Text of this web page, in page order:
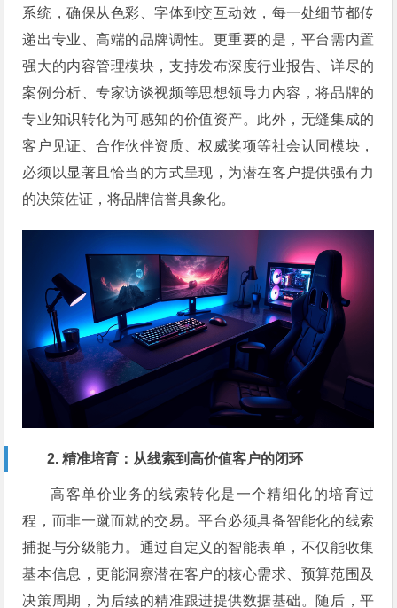
系统，确保从色彩、字体到交互动效，每一处细节都传
递出专业、高端的品牌调性。更重要的是，平台需内置
强大的内容管理模块，支持发布深度行业报告、详尽的
案例分析、专家访谈视频等思想领导力内容，将品牌的
专业知识转化为可感知的价值资产。此外，无缝集成的
客户见证、合作伙伴资质、权威奖项等社会认同模块，
必须以显著且恰当的方式呈现，为潜在客户提供强有力
的决策佐证，将品牌信誉具象化。
2. 精准培育：从线索到高价值客户的闭环
高客单价业务的线索转化是一个精细化的培育过
程，而非一蹴而就的交易。平台必须具备智能化的线索
捕捉与分级能力。通过自定义的智能表单，不仅能收集
基本信息，更能洞察潜在客户的核心需求、预算范围及
决策周期，为后续的精准跟进提供数据基础。随后，平